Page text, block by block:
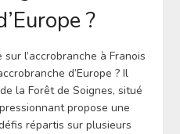
?
l’accrobranche à Franois
d’Europe ? Il
la Forêt de Soignes, situé
propose une
répartis sur plusieurs